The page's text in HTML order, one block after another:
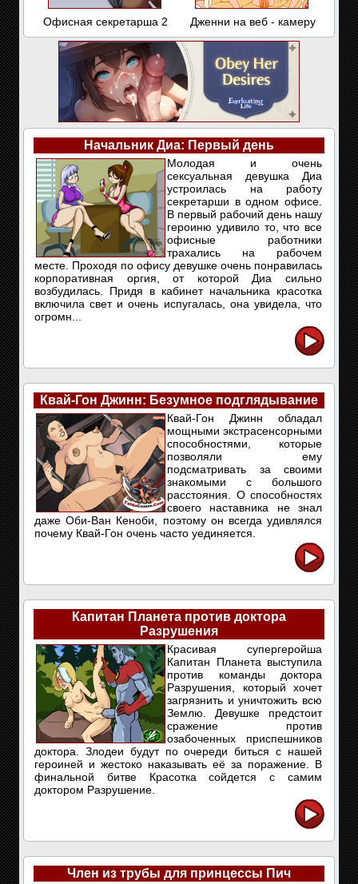
Офисная секретарша 2 Дженни на веб - камеру
Начальник Диа: Первый день
Молодая и очень
сексуальная девушка Диа
устроилась на работу
секретарши в одном офисе.
В первый рабочий день нашу
героиню удивило то, что все
офисные работники
трахались на рабочем
месте. Проходя по офису девушке очень понравилась
корпоративная оргия, от которой Диа сильно
возбудилась. Придя в кабинет начальника красотка
включила свет и очень испугалась, она увидела, что
огромн...
Квай-Гон Джинн: Безумное подглядывание
Квай-Гон Джинн обладал
мощными экстрасенсорными
способностями, которые
позволяли ему
подсматривать за своими
знакомыми с большого
расстояния. О способностях
своего наставника не знал
даже Оби-Ван Кеноби, поэтому он всегда удивлялся
почему Квай-Гон очень часто уединяется.
Капитан Планета против доктора
Разрушения
Красивая супергеройша
Капитан Планета выступила
против команды доктора
Разрушения, который хочет
загрязнить и уничтожить всю
Землю. Девушке предстоит
сражение против
озабоченных приспешников
доктора. Злодеи будут по очереди биться с нашей
героиней и жестоко наказывать её за поражение. В
финальной битве Красотка сойдется с самим
доктором Разрушение.
Член из трубы для принцессы Пич